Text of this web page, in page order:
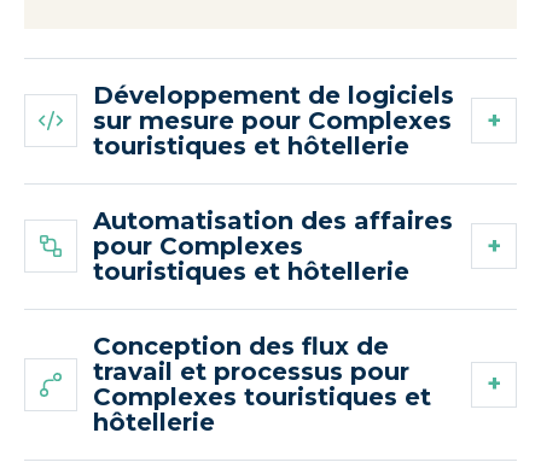
Développement de logiciels
sur mesure pour Complexes
touristiques et hôtellerie
Automatisation des affaires
pour Complexes
touristiques et hôtellerie
Conception des flux de
travail et processus pour
Complexes touristiques et
hôtellerie